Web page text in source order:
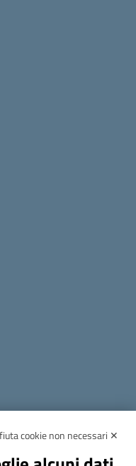
cookie non necessari ✕